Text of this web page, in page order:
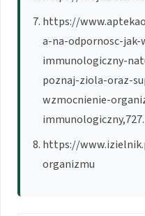
https://
a-na-odpornosc-
immunologiczny-
poznaj-ziola-oraz-
wzmocnienie-
https://
organizmu